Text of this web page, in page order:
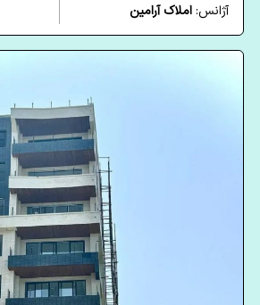
آژانس:املاک آرامین